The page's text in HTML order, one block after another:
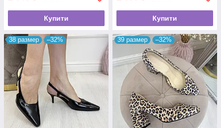
Купити Купити
38 размер –32% 39 размер –32%